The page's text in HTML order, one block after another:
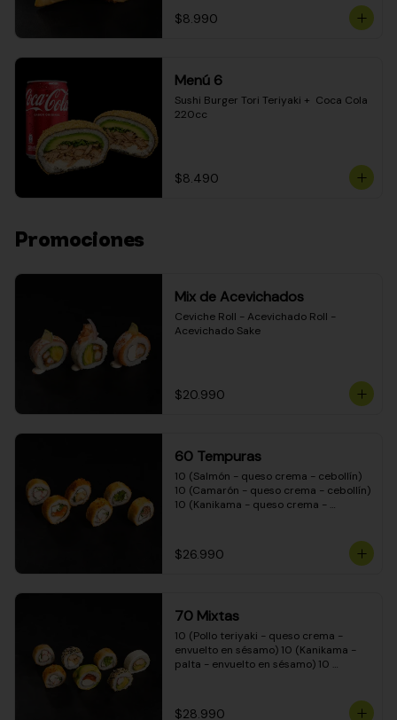
$8.990
Menú 6
Sushi Burger Tori Teriyaki +  Coca Cola
220cc
$8.490
Promociones
Mix de Acevichados
Ceviche Roll - Acevichado Roll -
Acevichado Sake
$20.990
60 Tempuras
10 (Salmón - queso crema - cebollín)
10 (Camarón - queso crema - cebollín)
10 (Kanikama - queso crema -
crema - cebollín) 10 (Carne - queso
crema - cebollín)
$26.990
70 Mixtas
10 (Pollo teriyaki - queso crema -
envuelto en sésamo) 10 (Kanikama -
palta - envuelto en sésamo) 10
- envuelto en queso crema) 10
$28.990